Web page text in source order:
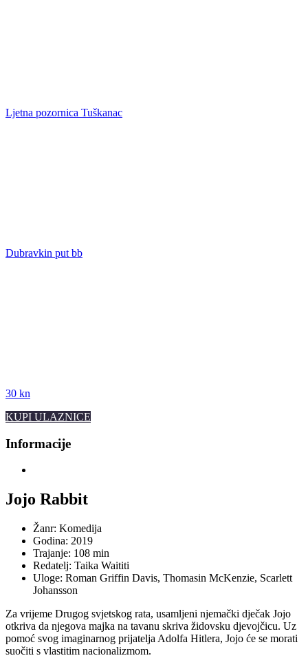
Ljetna pozornica Tuškanac
Dubravkin put bb
30 kn
KUPI ULAZNICE
Informacije
Jojo Rabbit
Žanr: Komedija
Godina: 2019
Trajanje: 108 min
Redatelj: Taika Waititi
Uloge: Roman Griffin Davis, Thomasin McKenzie, Scarlett
Johansson
Za vrijeme Drugog svjetskog rata, usamljeni njemački dječak Jojo
otkriva da njegova majka na tavanu skriva židovsku djevojčicu. Uz
pomoć svog imaginarnog prijatelja Adolfa Hitlera, Jojo će se morati
suočiti s vlastitim nacionalizmom.